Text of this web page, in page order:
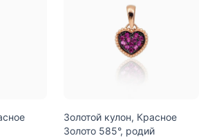
Золотой кулон, Красное
Золото 585°, родий